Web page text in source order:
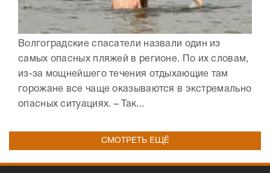
Волгоградские спасатели назвали один из
самых опасных пляжей в регионе. По их словам,
из-за мощнейшего течения отдыхающие там
горожане все чаще оказываются в экстремально
опасных ситуациях. – Так...
СМОТРЕТЬ ЕЩЁ